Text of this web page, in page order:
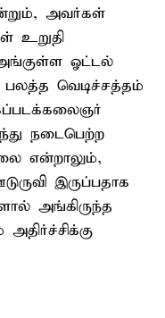
அவர்கள்
உறுதி
ஓட்டல்
பலத்த வெடிச்சத்தம்
நடைபெற்ற
என்றாலும்,
இருப்பதாக
அங்கிருந்த